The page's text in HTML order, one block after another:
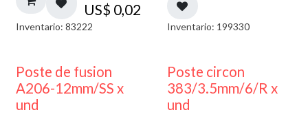
US$ 0,02
Inventario: 83222 Inventario: 199330
Poste de fusion
A206-12mm/SS x
und
Poste circon
383/3.5mm/6/R x
und